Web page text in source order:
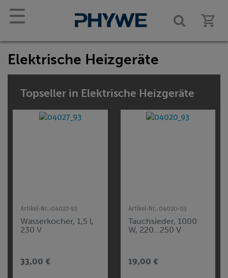
☰
Elektrische Heizgeräte
Topseller in Elektrische Heizgeräte
Artikel-Nr.:04027-93
Wasserkocher, 1,5 l,
230 V
33,00 €
Artikel-Nr.:04020-93
Tauchsieder, 1000
W, 220...250 V
19,00 €